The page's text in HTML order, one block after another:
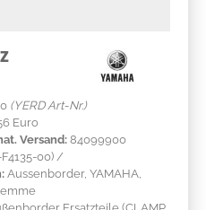
(YERD Art-Nr.)
Euro
Versand: 84099900
00) /
Aussenborder, YAMAHA,